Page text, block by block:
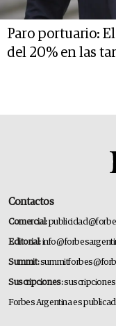
Paro portuario:
del 20% en las
Contactos
Comercial:
Editorial:
Summit:
Suscripciones:
Forbes Argentina es